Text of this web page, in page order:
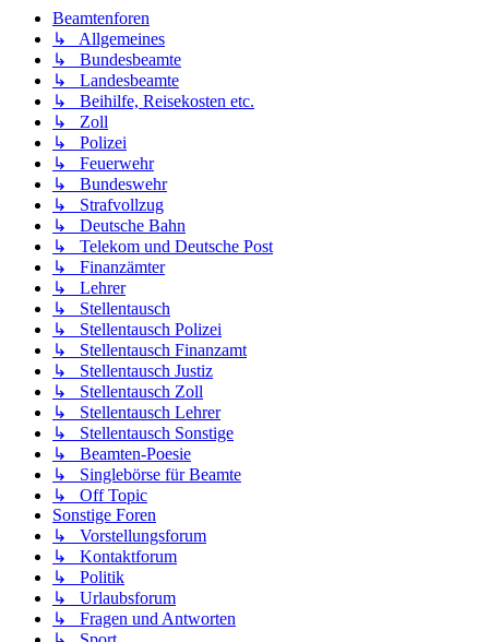
Beamtenforen
↳ Allgemeines
↳ Bundesbeamte
↳ Landesbeamte
↳ Beihilfe, Reisekosten etc.
↳ Zoll
↳ Polizei
↳ Feuerwehr
↳ Bundeswehr
↳ Strafvollzug
↳ Deutsche Bahn
↳ Telekom und Deutsche Post
↳ Finanzämter
↳ Lehrer
↳ Stellentausch
↳ Stellentausch Polizei
↳ Stellentausch Finanzamt
↳ Stellentausch Justiz
↳ Stellentausch Zoll
↳ Stellentausch Lehrer
↳ Stellentausch Sonstige
↳ Beamten-Poesie
↳ Singlebörse für Beamte
↳ Off Topic
Sonstige Foren
↳ Vorstellungsforum
↳ Kontaktforum
↳ Politik
↳ Urlaubsforum
↳ Fragen und Antworten